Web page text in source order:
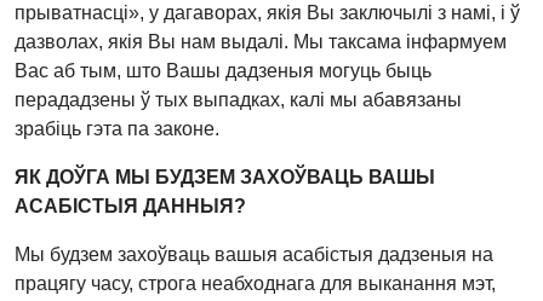
прыватнасці», у дагаворах, якія Вы заключылі з намі, і ў
дазволах, якія Вы нам выдалі. Мы таксама інфармуем
Вас аб тым, што Вашы дадзеныя могуць быць
перададзены ў тых выпадках, калі мы абавязаны
зрабіць гэта па законе.
ЯК ДОЎГА МЫ БУДЗЕМ ЗАХОЎВАЦЬ ВАШЫ
АСАБІСТЫЯ ДАННЫЯ?
Мы будзем захоўваць вашыя асабістыя дадзеныя на
працягу часу, строга неабходнага для выканання мэт,